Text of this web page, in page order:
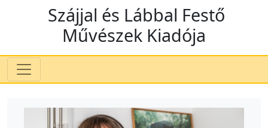
Szájjal és Lábbal Festő
Művészek Kiadója